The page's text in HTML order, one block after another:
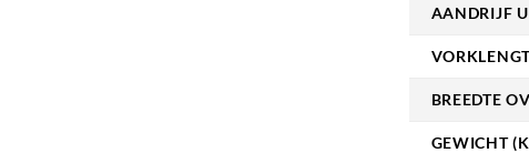
AANDRIJF
BREEDTE
GEWICHT